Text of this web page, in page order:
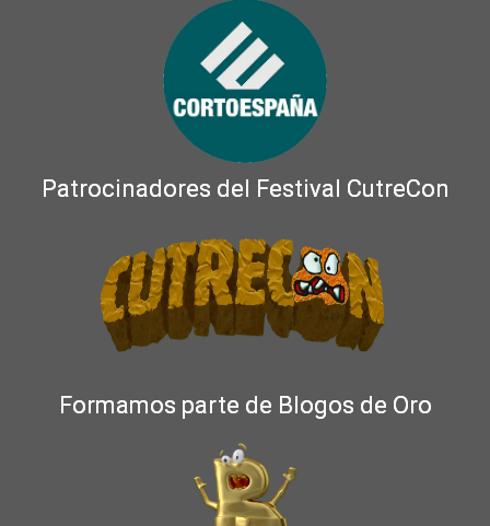
Patrocinadores del Festival CutreCon
Formamos parte de Blogos de Oro